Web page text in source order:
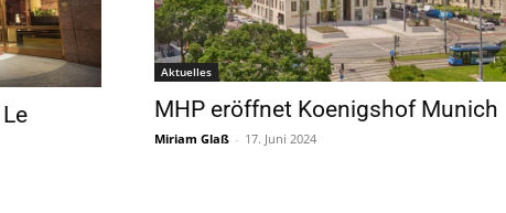
Aktuelles
MHP eröffnet Koenigshof Munich
Miriam Glaß - 17. Juni 2024